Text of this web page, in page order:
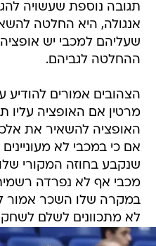
תגובה נוספת שעשויה
אנגולה, היא החלטה
שעליהם למכבי יש
ההחלטה לגביהם.
הצהובים אמורים
מרטין אם האופציה עליו
האופציה להשאיר את
אם כי במכבי לא
שנקבע בחוזה המקורי
מכבי אף לא נפרדה
במקרה שלו השכר אמור
לא מתכוונים לשלם